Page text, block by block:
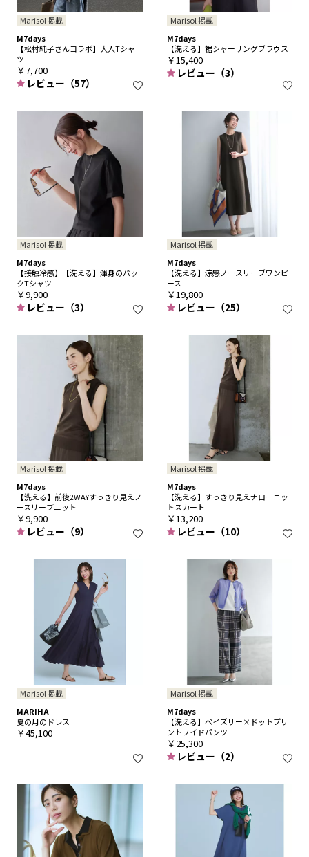
Marisol 掲載
M7days
【松村純子さんコラボ】大人Tシャ
ツ
￥7,700
レビュー（57）
Marisol 掲載
M7days
【洗える】裾シャーリングブラウス
￥15,400
レビュー（3）
Marisol 掲載
M7days
【接触冷感】【洗える】渾身のパッ
クTシャツ
￥9,900
レビュー（3）
Marisol 掲載
M7days
【洗える】涼感ノースリーブワンピ
ース
￥19,800
レビュー（25）
Marisol 掲載
M7days
【洗える】前後2WAYすっきり見えノ
ースリーブニット
￥9,900
レビュー（9）
Marisol 掲載
M7days
【洗える】すっきり見えナローニッ
トスカート
￥13,200
レビュー（10）
Marisol 掲載
MARIHA
夏の月のドレス
￥45,100
Marisol 掲載
M7days
【洗える】ペイズリー×ドットプリ
ントワイドパンツ
￥25,300
レビュー（2）